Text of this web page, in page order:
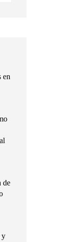
en
de
y